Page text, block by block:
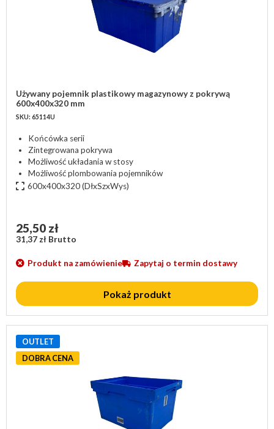
Używany pojemnik plastikowy magazynowy z pokrywą
600x400x320 mm
SKU: 65114U
Końcówka serii
Zintegrowana pokrywa
Możliwość układania w stosy
Możliwość plombowania pojemników
600x400x320(DłxSzxWys)
25,50 zł
31,37 zł Brutto
Produkt na zamówienie Zapytaj o termin dostawy
Pokaż produkt
OUTLET
DOBRA CENA